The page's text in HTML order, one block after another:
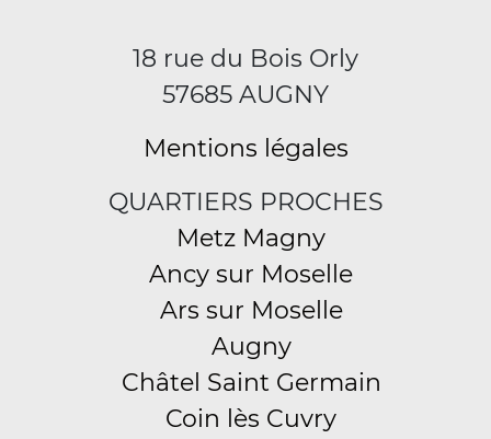
18 rue du Bois Orly
57685 AUGNY
Mentions légales
QUARTIERS PROCHES
Metz Magny
Ancy sur Moselle
Ars sur Moselle
Augny
Châtel Saint Germain
Coin lès Cuvry